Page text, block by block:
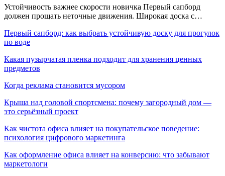
Устойчивость важнее скорости новичка Первый сапборд
должен прощать неточные движения. Широкая доска с…
Первый сапборд: как выбрать устойчивую доску для прогулок
по воде
Какая пузырчатая пленка подходит для хранения ценных
предметов
Когда реклама становится мусором
Крыша над головой спортсмена: почему загородный дом —
это серьёзный проект
Как чистота офиса влияет на покупательское поведение:
психология цифрового маркетинга
Как оформление офиса влияет на конверсию: что забывают
маркетологи